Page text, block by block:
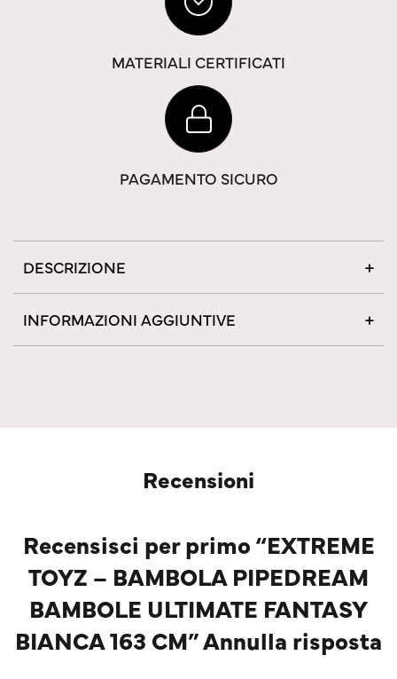
MATERIALI CERTIFICATI
PAGAMENTO SICURO
DESCRIZIONE
INFORMAZIONI AGGIUNTIVE
Recensioni
Recensisci per primo “EXTREME
TOYZ – BAMBOLA PIPEDREAM
BAMBOLE ULTIMATE FANTASY
BIANCA 163 CM” Annulla risposta